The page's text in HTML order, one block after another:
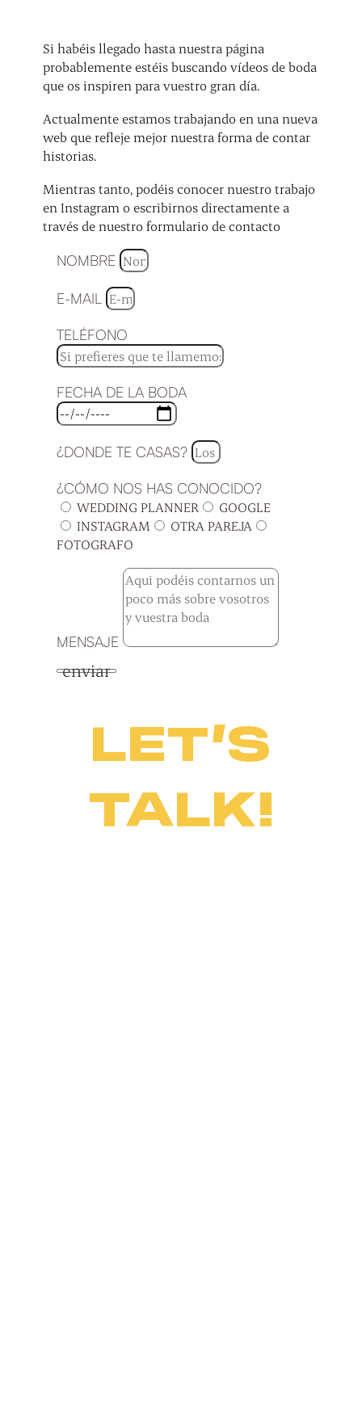
Si habéis llegado hasta nuestra página
probablemente estéis buscando vídeos de boda
que os inspiren para vuestro gran día.
Actualmente estamos trabajando en una nueva
web que refleje mejor nuestra forma de contar
historias.
Mientras tanto, podéis conocer nuestro trabajo
en Instagram o escribirnos directamente a
través de nuestro formulario de contacto
NOMBRE
E-MAIL
TELÉFONO
FECHA DE LA BODA
¿DONDE TE CASAS?
¿CÓMO NOS HAS CONOCIDO?
WEDDING PLANNER
GOOGLE
INSTAGRAM
OTRA PAREJA
FOTOGRAFO
MENSAJE
enviar
LET’S
TALK!